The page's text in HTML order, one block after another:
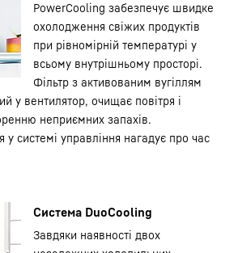
PowerCooling забезпечує швидке
охолодження свіжих продуктів
при рівномірній температурі у
всьому внутрішньому просторі.
Фільтр з активованим вугіллям
у вентилятор, очищає повітря і
неприємних запахів.
у системі управління нагадує про час
Система DuoCooling
Завдяки наявності двох